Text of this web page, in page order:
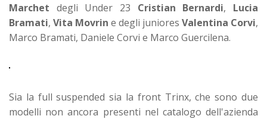
Marchet degli Under 23 Cristian Bernardi, Lucia
Bramati, Vita Movrin e degli juniores Valentina Corvi,
Marco Bramati, Daniele Corvi e Marco Guercilena.
Sia la full suspended sia la front Trinx, che sono due
modelli non ancora presenti nel catalogo dell'azienda